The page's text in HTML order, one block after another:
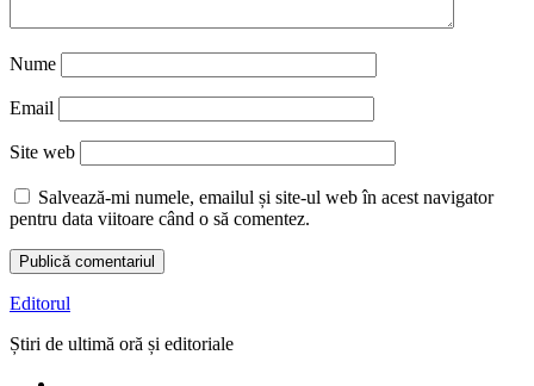
Nume
Email
Site web
Salvează-mi numele, emailul și site-ul web în acest navigator
pentru data viitoare când o să comentez.
Editorul
Știri de ultimă oră și editoriale